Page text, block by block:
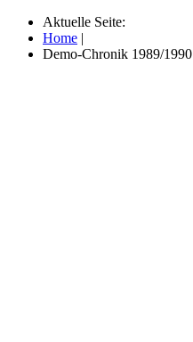
Aktuelle Seite:
Home |
Demo-Chronik 1989/1990